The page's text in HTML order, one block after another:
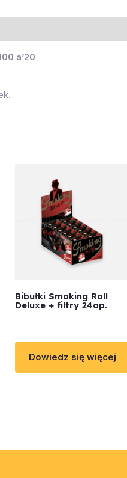
a’20
Bibułki Smoking Roll
Deluxe + filtry 24op.
Dowiedz się więcej